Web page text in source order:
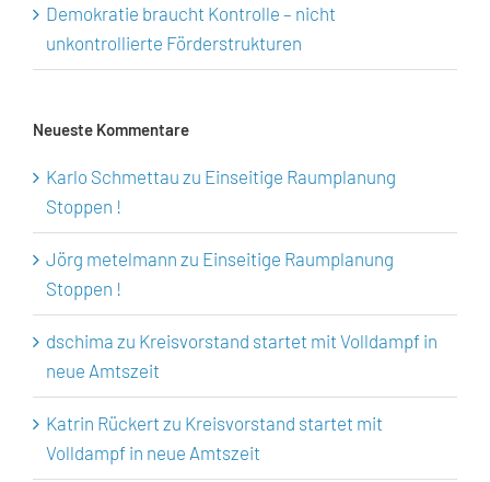
Demokratie braucht Kontrolle – nicht
unkontrollierte Förderstrukturen
Neueste Kommentare
Karlo Schmettau zu Einseitige Raumplanung
Stoppen !
Jörg metelmann zu Einseitige Raumplanung
Stoppen !
dschima zu Kreisvorstand startet mit Volldampf in
neue Amtszeit
Katrin Rückert zu Kreisvorstand startet mit
Volldampf in neue Amtszeit